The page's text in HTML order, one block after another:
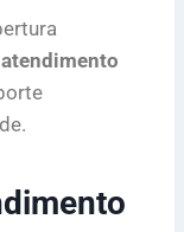
atendimento